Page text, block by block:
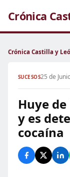
Crónica
Crónica Castilla y
SUCESOS25 de
Huye
y es
cocaína